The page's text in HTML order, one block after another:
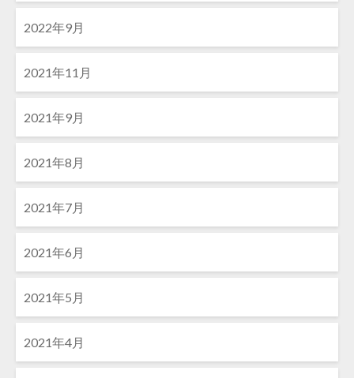
2022年9月
2021年11月
2021年9月
2021年8月
2021年7月
2021年6月
2021年5月
2021年4月